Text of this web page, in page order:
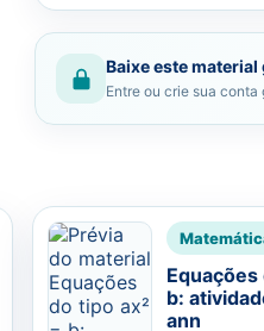
Baixe este
Entre ou crie sua
Equações
b:
ann